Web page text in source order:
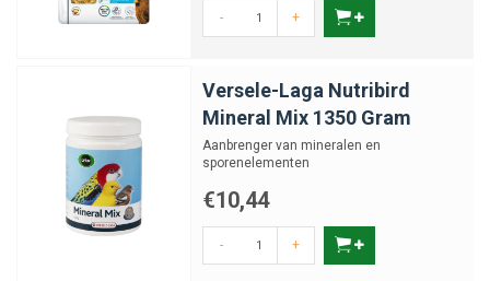
- +
Versele-Laga Nutribird
Mineral Mix 1350 Gram
Aanbrenger van mineralen en
sporenelementen
€10,44
- +